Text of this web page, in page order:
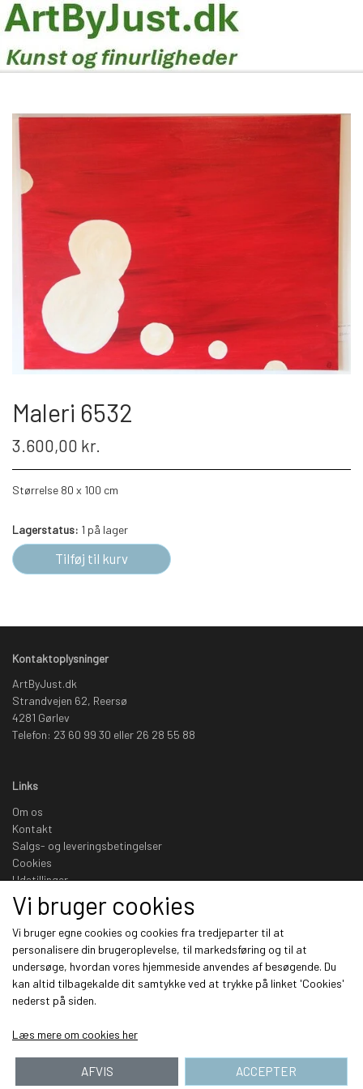
Maleri 6532
3.600,00 kr.
Størrelse 80 x 100 cm
Lagerstatus: 1 på lager
Tilføj til kurv
Kontaktoplysninger
ArtByJust.dk
Strandvejen 62, Reersø
4281 Gørlev
Telefon: 23 60 99 30 eller 26 28 55 88
Links
Om os
Kontakt
Salgs- og leveringsbetingelser
Cookies
Udstillinger
Sociale medier
Modtag vores nyhedsbrev via e-mail
(mere information)
Vi bruger cookies
Vi bruger egne cookies og cookies fra tredjeparter til at
personalisere din brugeroplevelse, til markedsføring og til at
undersøge, hvordan vores hjemmeside anvendes af besøgende. Du
kan altid tilbagekalde dit samtykke ved at trykke på linket 'Cookies'
nederst på siden.
Læs mere om cookies her
AFVIS ACCEPTER